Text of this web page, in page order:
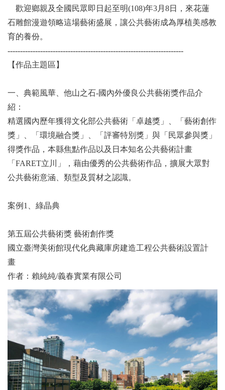
歡迎鄉親及全國民眾即日起至明(108)年3月8日，來花蓮
石雕館漫遊領略這場藝術盛展，讓公共藝術成為厚植美感教
育的養份。
----------------------------------------------------------------------
【作品主題區】
一、典範風華、他山之石-國內外優良公共藝術獎作品介
紹：
精選國內歷年獲得文化部公共藝術「卓越獎」、「藝術創作
獎」、「環境融合獎」、「評審特別獎」與「民眾參與獎」
得獎作品，本縣焦點作品以及日本知名公共藝術計畫
「FARET立川」，藉由優秀的公共藝術作品，擴展大眾對
公共藝術意涵、類型及質材之認識。
案例1、綠晶典
第五屆公共藝術獎 藝術創作獎
國立臺灣美術館現代化典藏庫房建造工程公共藝術設置計
畫
作者：賴純純/義春實業有限公司